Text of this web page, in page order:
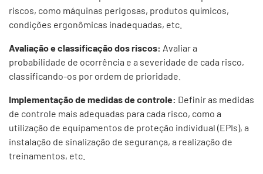
riscos, como máquinas perigosas, produtos químicos,
condições ergonômicas inadequadas, etc.
Avaliação e classificação dos riscos: Avaliar a
probabilidade de ocorrência e a severidade de cada risco,
classificando-os por ordem de prioridade.
Implementação de medidas de controle: Definir as medidas
de controle mais adequadas para cada risco, como a
utilização de equipamentos de proteção individual (EPIs), a
instalação de sinalização de segurança, a realização de
treinamentos, etc.